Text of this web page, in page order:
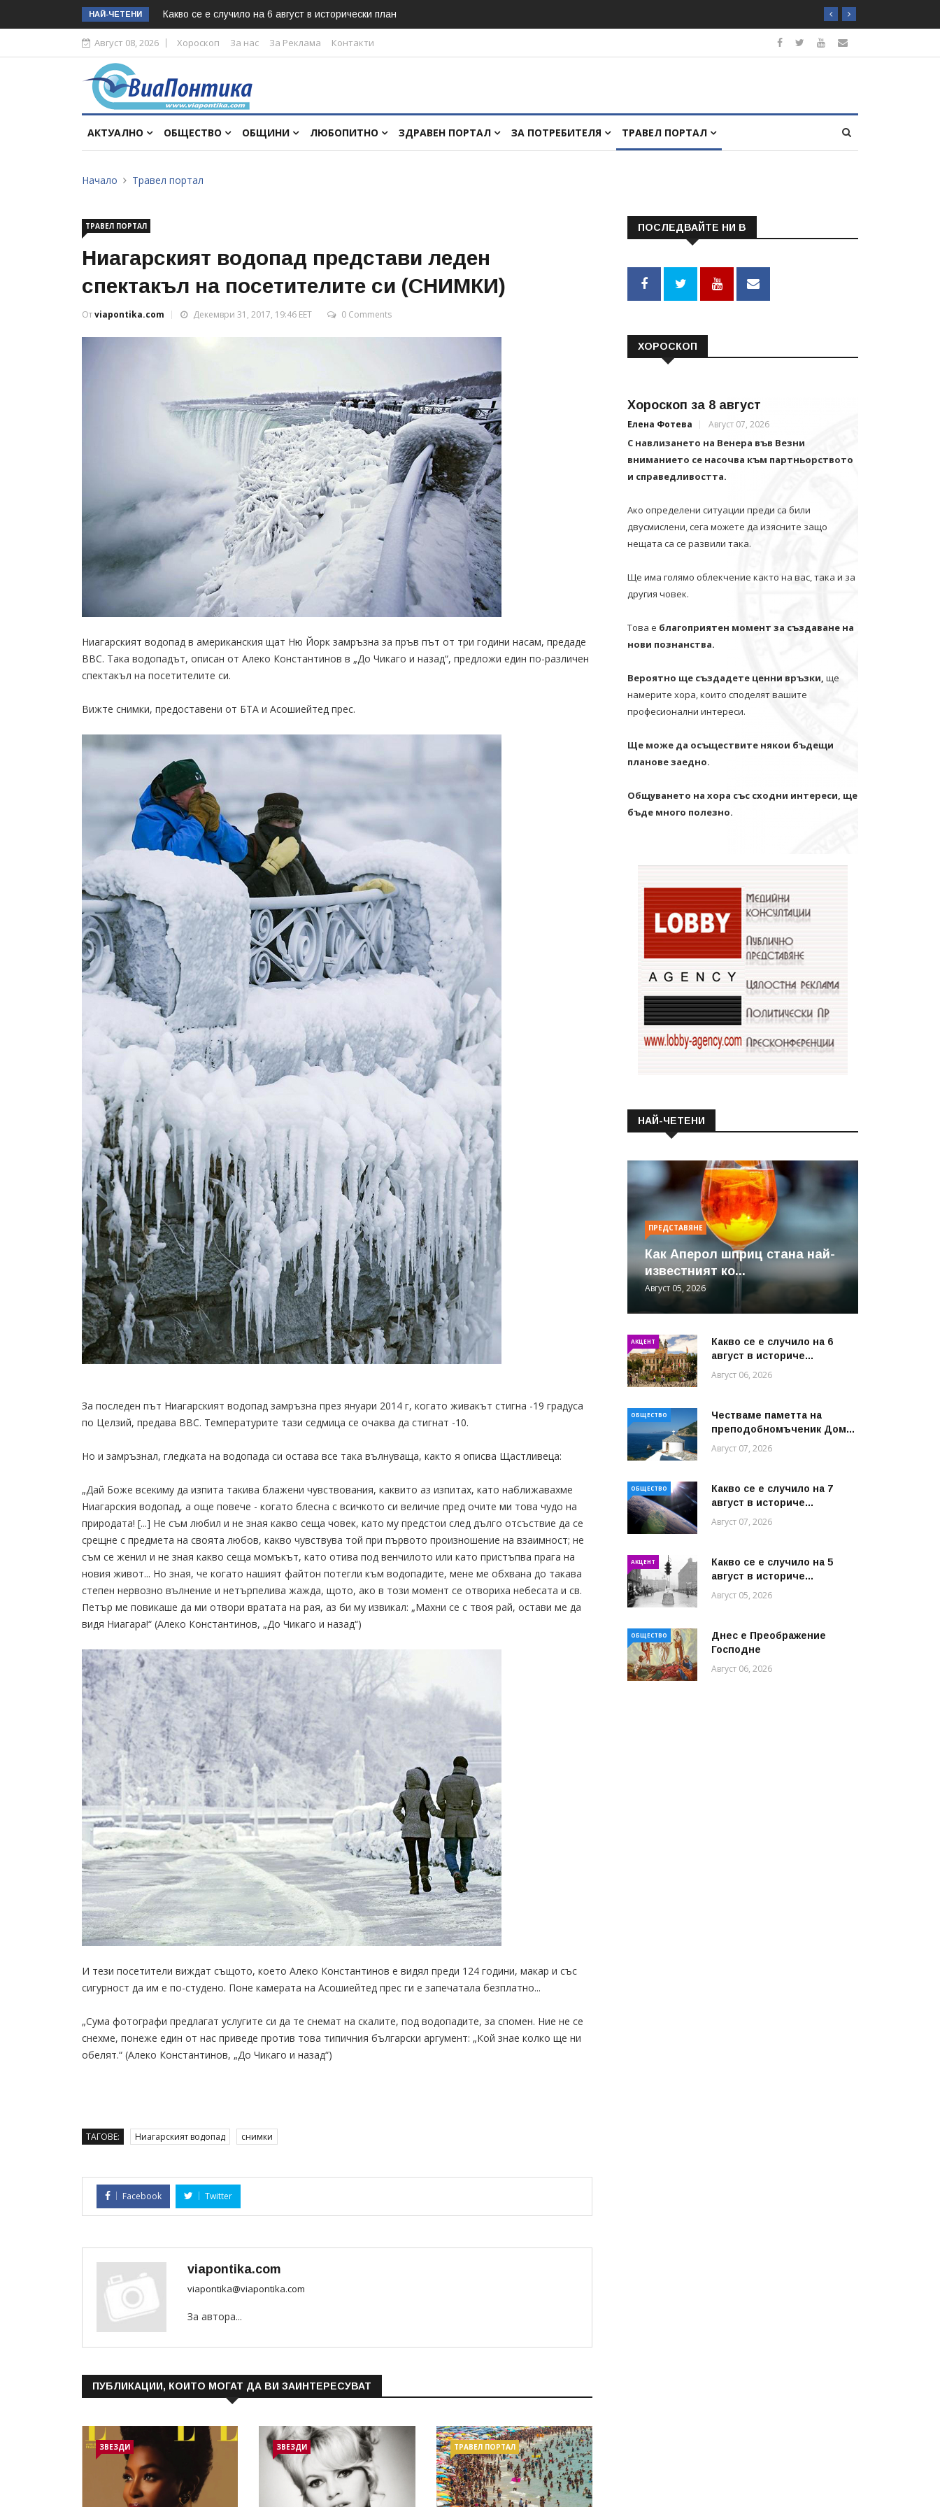
НАЙ-ЧЕТЕНИ Какво се е случило на 6 август в исторически план
Август 08, 2026 Хороскоп За нас За Реклама Контакти
АКТУАЛНО ОБЩЕСТВО ОБЩИНИ ЛЮБОПИТНО ЗДРАВЕН ПОРТАЛ ЗА ПОТРЕБИТЕЛЯ ТРАВЕЛ ПОРТАЛ
Начало Травел портал
ТРАВЕЛ ПОРТАЛ
Ниагарският водопад представи леден
спектакъл на посетителите си (СНИМКИ)
Отviapontika.com Декември 31, 2017, 19:46 EET 0 Comments
Ниагарският водопад в американския щат Ню Йорк замръзна за пръв път от три години насам, предаде
BBC. Така водопадът, описан от Алеко Константинов в „До Чикаго и назад“, предложи един по-различен
спектакъл на посетителите си.
Вижте снимки, предоставени от БТА и Асошиейтед прес.
За последен път Ниагарският водопад замръзна през януари 2014 г, когато живакът стигна -19 градуса
по Целзий, предава BBC. Температурите тази седмица се очаква да стигнат -10.
Но и замръзнал, гледката на водопада си остава все така вълнуваща, както я описва Щастливеца:
„Дай Боже всекиму да изпита такива блажени чувствования, каквито аз изпитах, като наближавахме
Ниагарския водопад, а още повече - когато блесна с всичкото си величие пред очите ми това чудо на
природата! [...] Не съм любил и не зная какво сеща човек, като му предстои след дълго отсъствие да се
срещне с предмета на своята любов, какво чувствува той при първото произношение на взаимност; не
съм се женил и не зная какво сеща момъкът, като отива под венчилото или като пристъпва прага на
новия живот... Но зная, че когато нашият файтон потегли към водопадите, мене ме обхвана до такава
степен нервозно вълнение и нетърпелива жажда, щото, ако в този момент се отвориха небесата и св.
Петър ме повикаше да ми отвори вратата на рая, аз би му извикал: „Махни се с твоя рай, остави ме да
видя Ниагара!“ (Алеко Константинов, „До Чикаго и назад“)
И тези посетители виждат същото, което Алеко Константинов е видял преди 124 години, макар и със
сигурност да им е по-студено. Поне камерата на Асошиейтед прес ги е запечатала безплатно...
„Сума фотографи предлагат услугите си да те снемат на скалите, под водопадите, за спомен. Ние не се
снехме, понеже един от нас приведе против това типичния български аргумент: „Кой знае колко ще ни
обелят.“ (Алеко Константинов, „До Чикаго и назад“)
ТАГОВЕ: Ниагарският водопад снимки
Facebook Twitter
viapontika.com
viapontika@viapontika.com
За автора...
ПУБЛИКАЦИИ, КОИТО МОГАТ ДА ВИ ЗАИНТЕРЕСУВАТ
ЗВЕЗДИ ЗВЕЗДИ ТРАВЕЛ ПОРТАЛ
ПОСЛЕДВАЙТЕ НИ В
ХОРОСКОП
Хороскоп за 8 август
Елена Фотева Август 07, 2026
С навлизането на Венера във Везни
вниманието се насочва към партньорството
и справедливостта.
Ако определени ситуации преди са били
двусмислени, сега можете да изясните защо
нещата са се развили така.
Ще има голямо облекчение както на вас, така и за
другия човек.
Това е благоприятен момент за създаване на
нови познанства.
Вероятно ще създадете ценни връзки, ще
намерите хора, които споделят вашите
професионални интереси.
Ще може да осъществите някои бъдещи
планове заедно.
Общуването на хора със сходни интереси, ще
бъде много полезно.
НАЙ-ЧЕТЕНИ
ПРЕДСТАВЯНЕ
Как Аперол шприц стана най-
известният ко...
Август 05, 2026
АКЦЕНТ
Какво се е случило на 6
август в историче...
Август 06, 2026
ОБЩЕСТВО
Честваме паметта на
преподобномъченик Дом...
Август 07, 2026
ОБЩЕСТВО
Какво се е случило на 7
август в историче...
Август 07, 2026
АКЦЕНТ
Какво се е случило на 5
август в историче...
Август 05, 2026
ОБЩЕСТВО
Днес е Преображение
Господне
Август 06, 2026